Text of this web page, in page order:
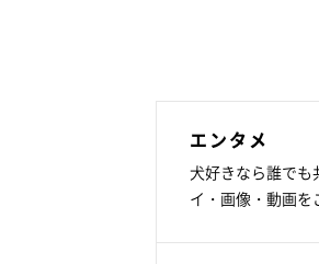
エンタメ
犬好きなら誰でも
イ・画像・動画を